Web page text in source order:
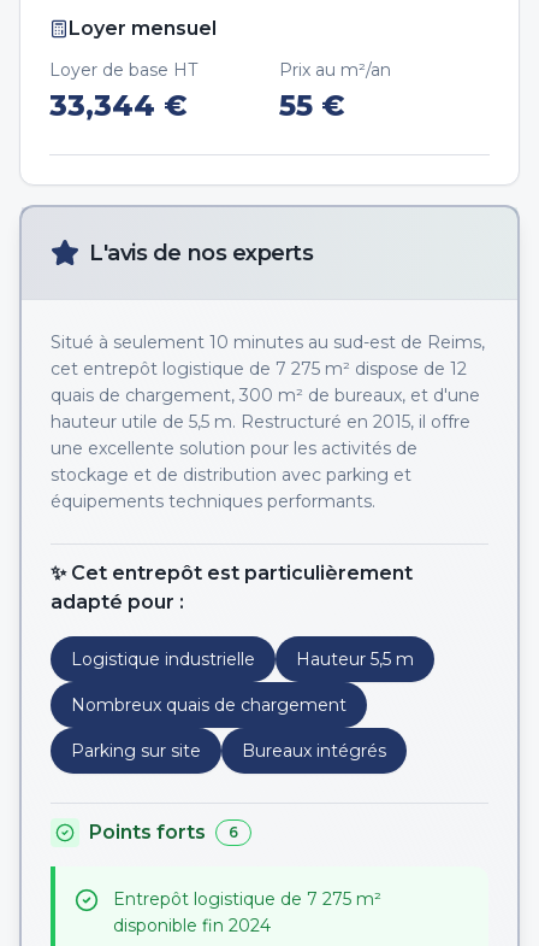
Loyer mensuel
Loyer de base HT
33,344 €
Prix au m²/an
55 €
L'avis de nos experts
Situé à seulement 10 minutes au sud-est de Reims,
cet entrepôt logistique de 7 275 m² dispose de 12
quais de chargement, 300 m² de bureaux, et d'une
hauteur utile de 5,5 m. Restructuré en 2015, il offre
une excellente solution pour les activités de
stockage et de distribution avec parking et
équipements techniques performants.
✨ Cet entrepôt est particulièrement
adapté pour :
Logistique industrielle Hauteur 5,5 m
Nombreux quais de chargement
Parking sur site Bureaux intégrés
Points forts 6
Entrepôt logistique de 7 275 m²
disponible fin 2024